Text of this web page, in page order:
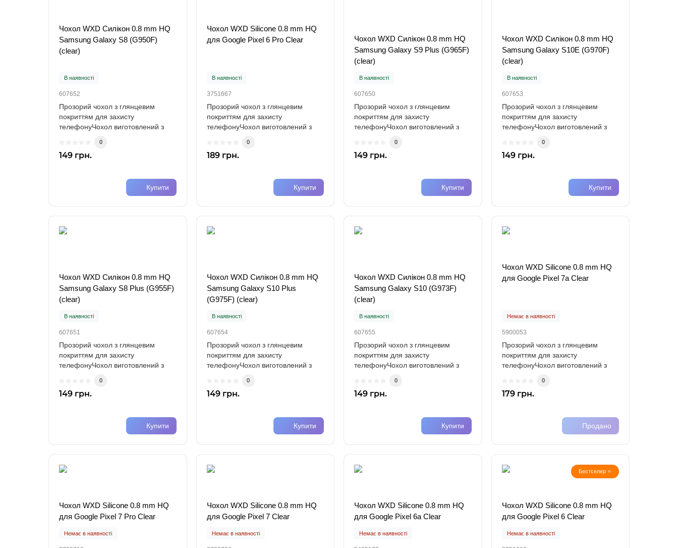
Чохол WXD Силікон 0.8 mm HQ
Samsung Galaxy S8 (G950F)
(clear)
В наявності
607652
Прозорий чохол з глянцевим
покриттям для захисту
телефонуЧохол виготовлений з
0
149 грн.
Купити
Чохол WXD Silicone 0.8 mm HQ
для Google Pixel 6 Pro Clear
В наявності
3751667
Прозорий чохол з глянцевим
покриттям для захисту
телефонуЧохол виготовлений з
0
189 грн.
Купити
Чохол WXD Силікон 0.8 mm HQ
Samsung Galaxy S9 Plus (G965F)
(clear)
В наявності
607650
Прозорий чохол з глянцевим
покриттям для захисту
телефонуЧохол виготовлений з
0
149 грн.
Купити
Чохол WXD Силікон 0.8 mm HQ
Samsung Galaxy S10E (G970F)
(clear)
В наявності
607653
Прозорий чохол з глянцевим
покриттям для захисту
телефонуЧохол виготовлений з
0
149 грн.
Купити
Чохол WXD Силікон 0.8 mm HQ
Samsung Galaxy S8 Plus (G955F)
(clear)
В наявності
607651
Прозорий чохол з глянцевим
покриттям для захисту
телефонуЧохол виготовлений з
0
149 грн.
Купити
Чохол WXD Силікон 0.8 mm HQ
Samsung Galaxy S10 Plus
(G975F) (clear)
В наявності
607654
Прозорий чохол з глянцевим
покриттям для захисту
телефонуЧохол виготовлений з
0
149 грн.
Купити
Чохол WXD Силікон 0.8 mm HQ
Samsung Galaxy S10 (G973F)
(clear)
В наявності
607655
Прозорий чохол з глянцевим
покриттям для захисту
телефонуЧохол виготовлений з
0
149 грн.
Купити
Чохол WXD Silicone 0.8 mm HQ
для Google Pixel 7a Clear
Немає в наявності
5900053
Прозорий чохол з глянцевим
покриттям для захисту
телефонуЧохол виготовлений з
0
179 грн.
Продано
Чохол WXD Silicone 0.8 mm HQ
для Google Pixel 7 Pro Clear
Немає в наявності
Чохол WXD Silicone 0.8 mm HQ
для Google Pixel 7 Clear
Немає в наявності
Чохол WXD Silicone 0.8 mm HQ
для Google Pixel 6a Clear
Немає в наявності
Бестселер ⭐
Чохол WXD Silicone 0.8 mm HQ
для Google Pixel 6 Clear
Немає в наявності